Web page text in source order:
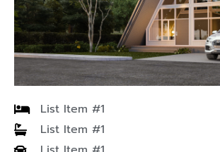
ให้คำปรึกษาโดยการตอบข้อซักถามและ
ระบบออนไลน์ (Online)
คิดค่าบริการ 10,000 บาท ต่อบ้าน 1 หลัง
ผ่าน Line Official
****เฉพาะบ้านที่ก่อสร้างโดยซื้อแบบบ้านจาก
List Item #1
List Item #1